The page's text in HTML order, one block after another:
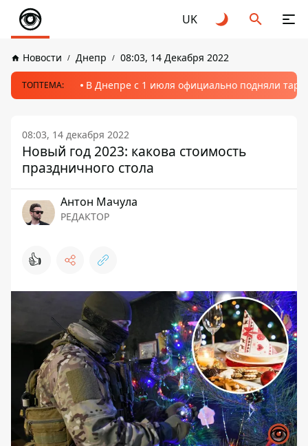
UK
Новости Днепр 08:03, 14 Декабря 2022
ТОПТЕМА: В Днепре с 1 июля официально подняли
08:03, 14 декабря 2022
Новый год 2023: какова стоимость
праздничного стола
Антон Мачула
РЕДАКТОР
👍